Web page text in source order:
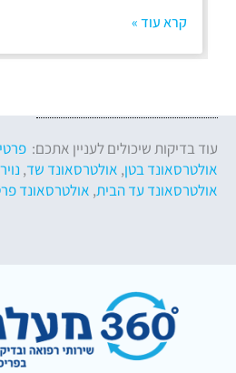
קרא עוד »
עוד בדיקות שיכולים לעניין אתכם: פרטי MRI
אולטרסאונד בטן, אולטרסאונד שד,
אולטרסאונד עד הבית, אולטרסאונד